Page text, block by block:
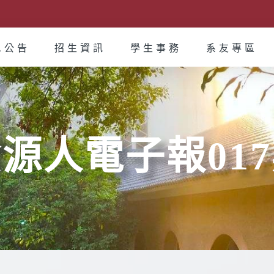
公告 招生資訊 學生事務 系友專區
人電子報